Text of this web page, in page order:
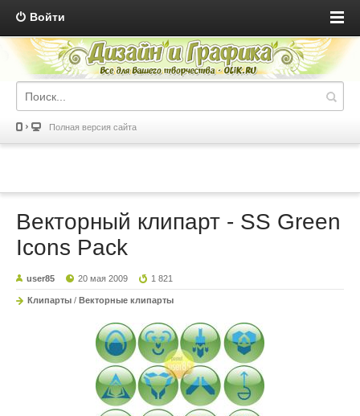
Войти
Полная версия сайта
Векторный клипарт - SS Green
Icons Pack
user85 20 мая 2009 1 821
Клипарты / Векторные клипарты